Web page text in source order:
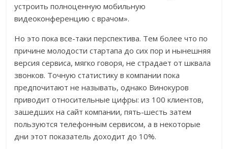
устроить полноценную мобильную
видеоконференцию с врачом».
Но это пока все-таки перспектива. Тем более что по
причине молодости стартапа до сих пор и нынешняя
версия сервиса, мягко говоря, не страдает от шквала
звонков. Точную статистику в компании пока
предпочитают не называть, однако Винокуров
приводит относительные цифры: из 100 клиентов,
зашедших на сайт компании, пять-шесть затем
пользуются телефонным сервисом, а в некоторые
дни этот показатель доходит до 10%.